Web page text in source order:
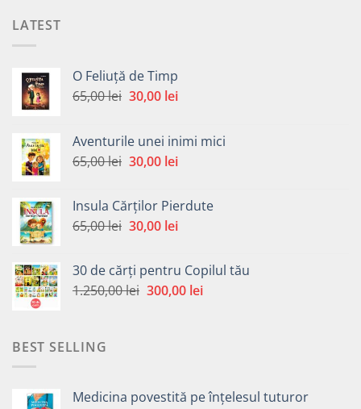
LATEST
O Feliuță de Timp
65,00lei Prețul
fost:
65,00 lei.
30,00 leiPrețul
30,00 lei.
Aventurile unei inimi mici
65,00lei Prețul
fost:
65,00 lei.
30,00 leiPrețul
30,00 lei.
Insula Cărților Pierdute
65,00lei Prețul
fost:
65,00 lei.
30,00 leiPrețul
30,00 lei.
30 de cărți pentru Copilul tău
1.250,00lei Prețul
300,00 leiPrețul
BEST SELLING
Medicina povestită pe înțelesul tuturor